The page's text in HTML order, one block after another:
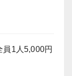
員1人5,000円